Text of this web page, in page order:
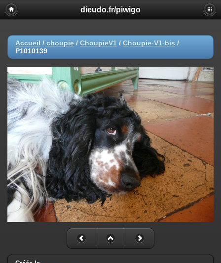
dieudo.fr/piwigo
Accueil / choupie / ChoupieV1 / Choupie-V1-bis /
P1010139